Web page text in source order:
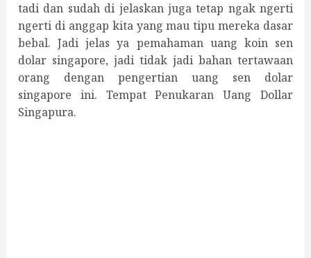
tadi dan sudah di jelaskan juga tetap ngak ngerti
ngerti di anggap kita yang mau tipu mereka dasar
bebal. Jadi jelas ya pemahaman uang koin sen
dolar singapore, jadi tidak jadi bahan tertawaan
orang dengan pengertian uang sen dolar
singapore ini. Tempat Penukaran Uang Dollar
Singapura.